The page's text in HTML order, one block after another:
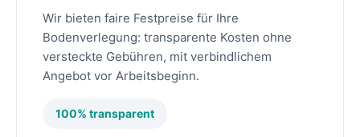
Wir bieten faire Festpreise für Ihre
Bodenverlegung: transparente Kosten ohne
versteckte Gebühren, mit verbindlichem
Angebot vor Arbeitsbeginn.
100% transparent